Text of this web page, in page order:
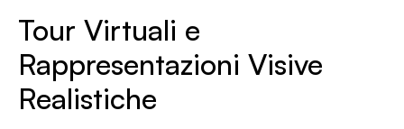
Tour Virtuali e
Rappresentazioni Visive
Realistiche